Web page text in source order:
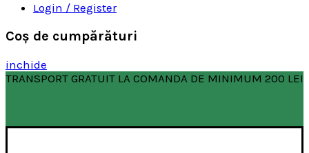
Login / Register
Coş de cumpărături
inchide
TRANSPORT GRATUIT LA COMANDA DE MINIMUM 200 LEI